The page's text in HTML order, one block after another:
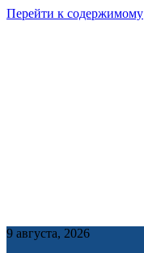
Перейти к содержимому
9 августа, 2026